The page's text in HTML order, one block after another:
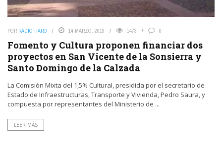
POR RADIO HARO 14 MARZO, 2019 1473 0
Fomento y Cultura proponen financiar dos
proyectos en San Vicente de la Sonsierra y
Santo Domingo de la Calzada
La Comisión Mixta del 1,5% Cultural, presidida por el secretario de
Estado de Infraestructuras, Transporte y Vivienda, Pedro Saura, y
compuesta por representantes del Ministerio de ...
LEER MÁS